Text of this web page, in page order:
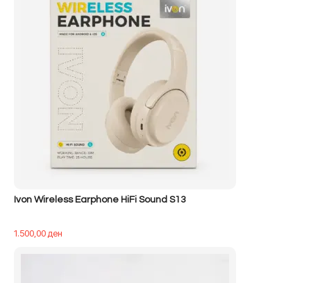
Ivon Wireless Earphone HiFi Sound S13
1.500,00ден